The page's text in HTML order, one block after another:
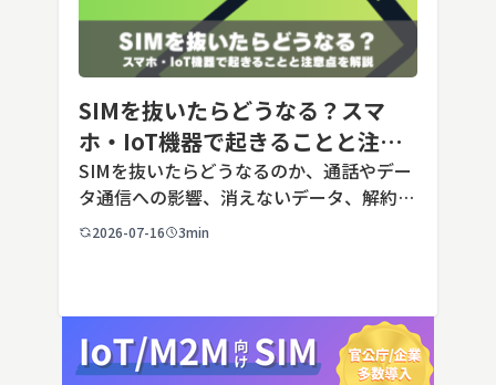
SIMを抜いたらどうなる？スマ
ホ・IoT機器で起きることと注意
点を解説
SIMを抜いたらどうなるのか、通話やデー
タ通信への影響、消えないデータ、解約や
端末譲渡時の注意点を整理。さらに法人・
2026-07-16 3min